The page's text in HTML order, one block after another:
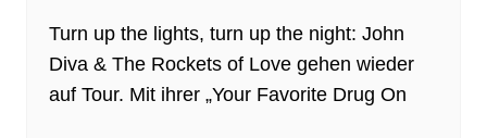
Turn up the lights, turn up the night: John
Diva & The Rockets of Love gehen wieder
auf Tour. Mit ihrer „Your Favorite Drug On